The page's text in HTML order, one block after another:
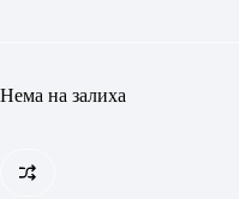
Нема на залиха